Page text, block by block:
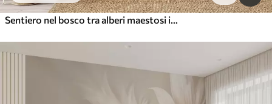
Sentiero nel bosco tra alberi maestosi in stile acquerello